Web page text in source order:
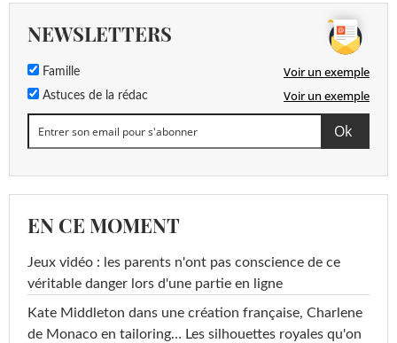
NEWSLETTERS
Famille Voir un exemple
Astuces de la rédac Voir un exemple
EN CE MOMENT
Jeux vidéo : les parents n'ont pas conscience de ce
véritable danger lors d'une partie en ligne
Kate Middleton dans une création française, Charlene
de Monaco en tailoring… Les silhouettes royales qu'on